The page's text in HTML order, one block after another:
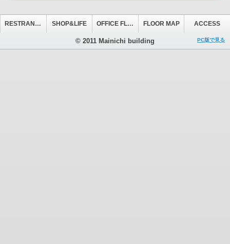
RESTRANT&CAFE SHOP&LIFE OFFICE FLOOR FLOOR MAP ACCESS
© 2011 Mainichi building PC版で見る